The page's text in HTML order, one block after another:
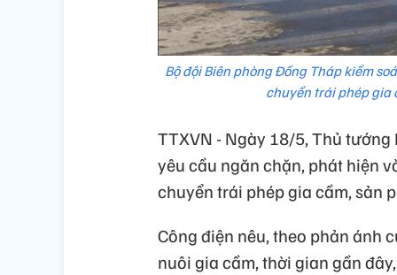
Bộ đội Biên phòng Đồng Tháp kiểm
chuyển trái phép gia
TTXVN - Ngày 18/5, Thủ
yêu cầu ngăn chặn, phát hiện
chuyển trái phép gia cầm, sản
Công điện nêu, theo phản ánh
nuôi gia cầm, thời gian gần